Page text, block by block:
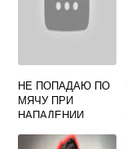
НЕ ПОПАДАЮ ПО
МЯЧУ ПРИ
НАПАДЕНИИ